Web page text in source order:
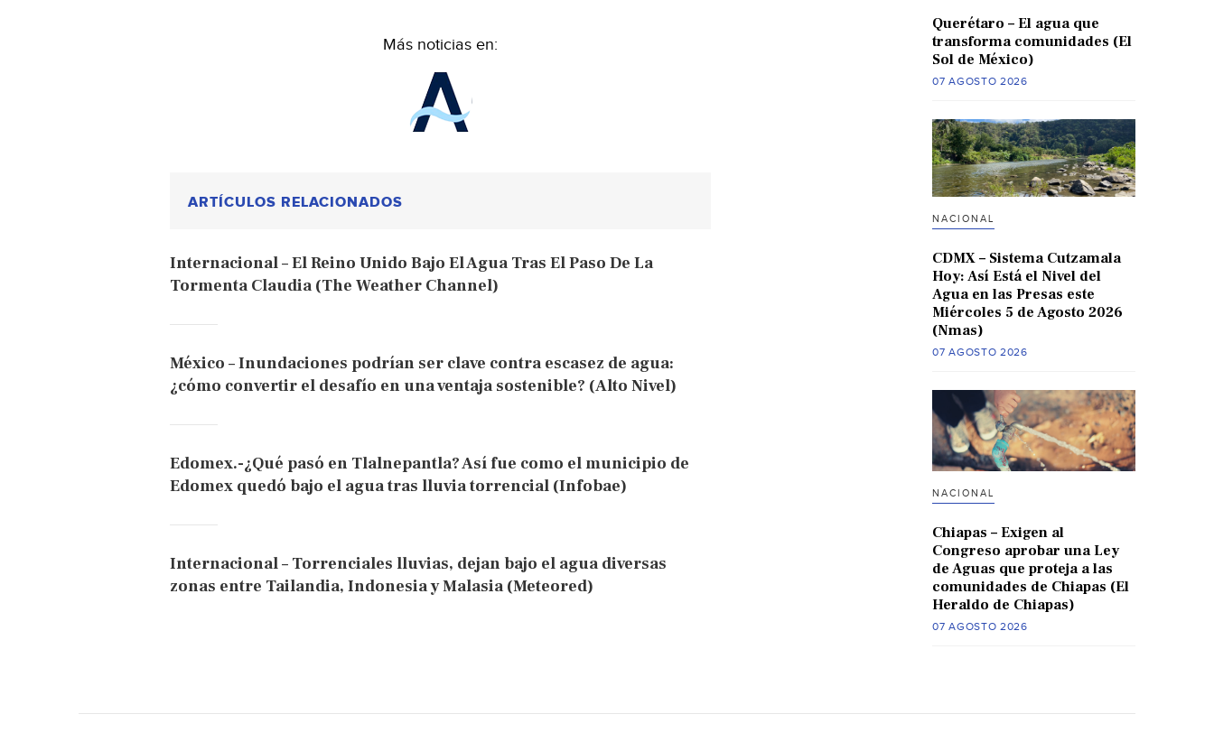
Más noticias en:
ARTÍCULOS RELACIONADOS
Internacional – El Reino Unido Bajo El Agua Tras El Paso De La
Tormenta Claudia (The Weather Channel)
México – Inundaciones podrían ser clave contra escasez de agua:
¿cómo convertir el desafío en una ventaja sostenible? (Alto Nivel)
Edomex.-¿Qué pasó en Tlalnepantla? Así fue como el municipio de
Edomex quedó bajo el agua tras lluvia torrencial (Infobae)
Internacional – Torrenciales lluvias, dejan bajo el agua diversas
zonas entre Tailandia, Indonesia y Malasia (Meteored)
Querétaro – El agua que
transforma comunidades (El
Sol de México)
07 AGOSTO 2026
NACIONAL
CDMX – Sistema Cutzamala
Hoy: Así Está el Nivel del
Agua en las Presas este
Miércoles 5 de Agosto 2026
(Nmas)
07 AGOSTO 2026
NACIONAL
Chiapas – Exigen al
Congreso aprobar una Ley
de Aguas que proteja a las
comunidades de Chiapas (El
Heraldo de Chiapas)
07 AGOSTO 2026